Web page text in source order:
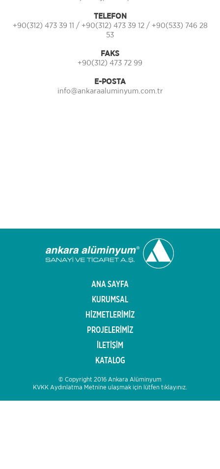
TELEFON
+90(312) 473 39 11 / +90(312) 473 39 12 / +90(533) 746 28
53
FAKS
+90(312) 473 72 99
E-POSTA
info@ankaraaluminyum.com.tr
ANA SAYFA
KURUMSAL
HİZMETLERİMİZ
PROJELERİMİZ
İLETİŞİM
KATALOG
© Copyright 2016 Ankara Alüminyum
KVKK Aydınlatma Metnine ulaşmak için lütfen tıklayınız.